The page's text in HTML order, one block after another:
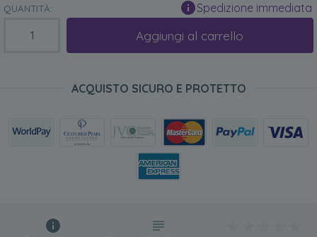
QUANTITÀ: Spedizione immediata
Aggiungi al carrello
ACQUISTO SICURO E PROTETTO